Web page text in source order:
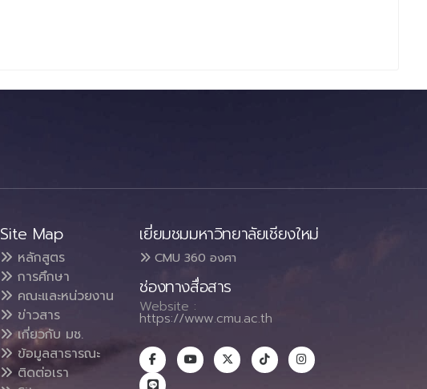
Site Map
หลักสูตร
การศึกษา
คณะและหน่วยงาน
ข่าวสาร
เกี่ยวกับ มช.
ข้อมูลสาธารณะ
ติดต่อเรา
เยี่ยมชมมหาวิทยาลัยเชียงใหม่
CMU 360 องศา
ช่องทางสื่อสาร
Website :
https://www.cmu.ac.th